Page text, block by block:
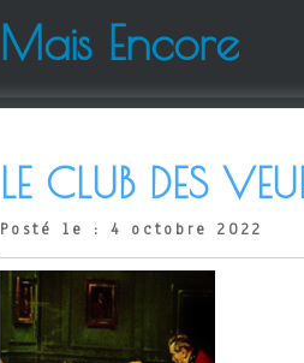
Mais Encore
LE CLUB DES
Posté le : 4 octobre 2022